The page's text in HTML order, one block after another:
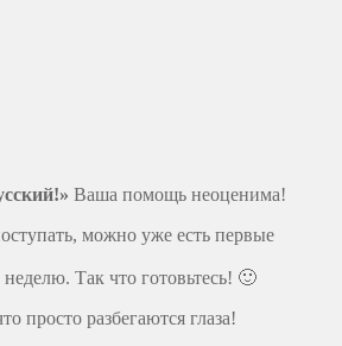
Ваша помощь неоценима!
можно уже есть первые
Так что готовьтесь! 🙂
просто разбегаются глаза!